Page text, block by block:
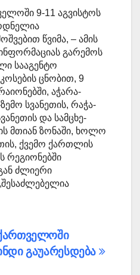
9-11 აგვისტოს
წვიმა, – ამის
ინფორმაციას გარემოს
სააგენტო
ცნობით, 9
აჭარა-
სვანეთის, რაჭა-
და სამცხე-
მთიან ზონაში, ხოლო
ქვემო ქართლის
რეგიონებში
ძლიერი
გაუარესდება